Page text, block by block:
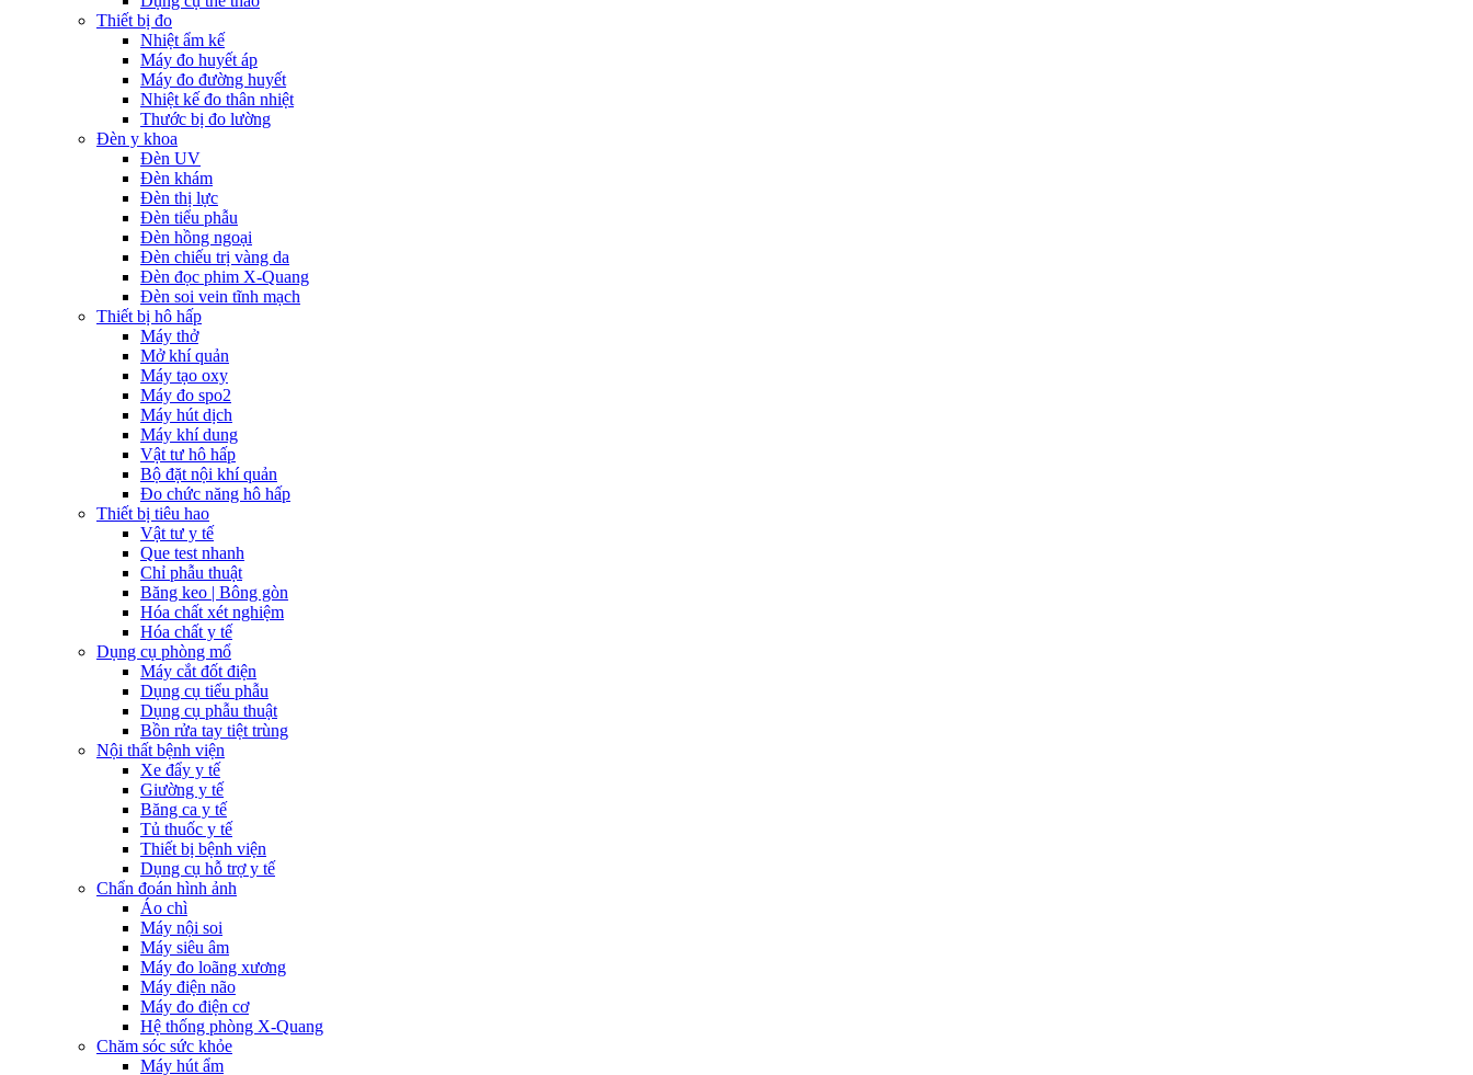
Thiết bị đo
Nhiệt ẩm kế
Máy đo huyết áp
Máy đo đường huyết
Nhiệt kế đo thân nhiệt
Thước bị đo lường
Đèn y khoa
Đèn UV
Đèn khám
Đèn thị lực
Đèn tiểu phẫu
Đèn hồng ngoại
Đèn chiếu trị vàng da
Đèn đọc phim X-Quang
Đèn soi vein tĩnh mạch
Thiết bị hô hấp
Máy thở
Mở khí quản
Máy tạo oxy
Máy đo spo2
Máy hút dịch
Máy khí dung
Vật tư hô hấp
Bộ đặt nội khí quản
Đo chức năng hô hấp
Thiết bị tiêu hao
Vật tư y tế
Que test nhanh
Chỉ phẫu thuật
Băng keo | Bông gòn
Hóa chất xét nghiệm
Hóa chất y tế
Dụng cụ phòng mổ
Máy cắt đốt điện
Dụng cụ tiểu phẫu
Dụng cụ phẫu thuật
Bồn rửa tay tiệt trùng
Nội thất bệnh viện
Xe đẩy y tế
Giường y tế
Băng ca y tế
Tủ thuốc y tế
Thiết bị bệnh viện
Dụng cụ hỗ trợ y tế
Chẩn đoán hình ảnh
Áo chì
Máy nội soi
Máy siêu âm
Máy đo loãng xương
Máy điện não
Máy đo điện cơ
Hệ thống phòng X-Quang
Chăm sóc sức khỏe
Máy hút ẩm